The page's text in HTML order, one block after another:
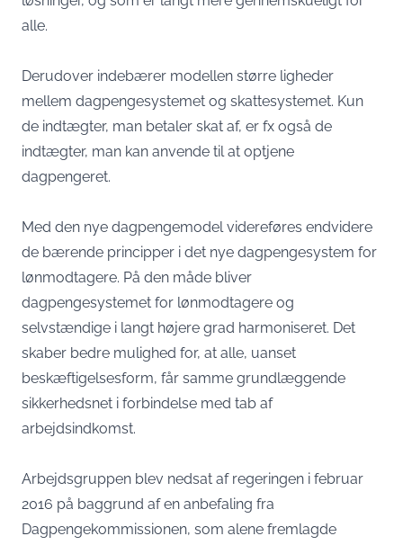
alle.
Derudover indebærer modellen større ligheder
mellem dagpengesystemet og skattesystemet. Kun
de indtægter, man betaler skat af, er fx også de
indtægter, man kan anvende til at optjene
dagpengeret.
Med den nye dagpengemodel videreføres endvidere
de bærende principper i det nye dagpengesystem for
lønmodtagere. På den måde bliver
dagpengesystemet for lønmodtagere og
selvstændige i langt højere grad harmoniseret. Det
skaber bedre mulighed for, at alle, uanset
beskæftigelsesform, får samme grundlæggende
sikkerhedsnet i forbindelse med tab af
arbejdsindkomst.
Arbejdsgruppen blev nedsat af regeringen i februar
2016 på baggrund af en anbefaling fra
Dagpengekommissionen, som alene fremlagde